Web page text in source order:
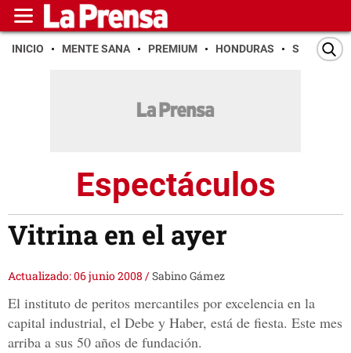
INICIO MENTE SANA PREMIUM HONDURAS SAN PEDRO
Espectáculos
Vitrina en el ayer
Actualizado: 06 junio 2008 /Sabino Gámez
El instituto de peritos mercantiles por excelencia en la
capital industrial, el Debe y Haber, está de fiesta. Este mes
arriba a sus 50 años de fundación.